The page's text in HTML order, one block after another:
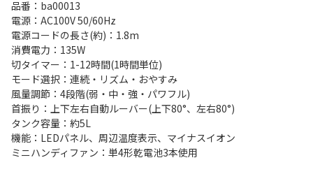
品番：ba00013
電源：AC100V 50/60Hz
電源コードの長さ(約)：1.8m
消費電力：135W
切タイマー：1-12時間(1時間単位)
モード選択：連続・リズム・おやすみ
風量調節：4段階(弱・中・強・パワフル)
首振り：上下左右自動ルーバー(上下80°、左右80°)
タンク容量：約5L
機能：LEDパネル、周辺温度表示、マイナスイオン
ミニハンディファン：単4形乾電池3本使用